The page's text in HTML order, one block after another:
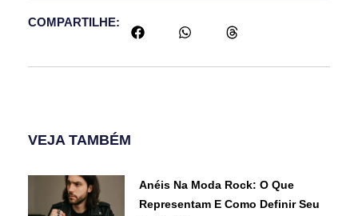
COMPARTILHE:
VEJA TAMBÉM
Anéis Na Moda Rock: O Que
Representam E Como Definir Seu